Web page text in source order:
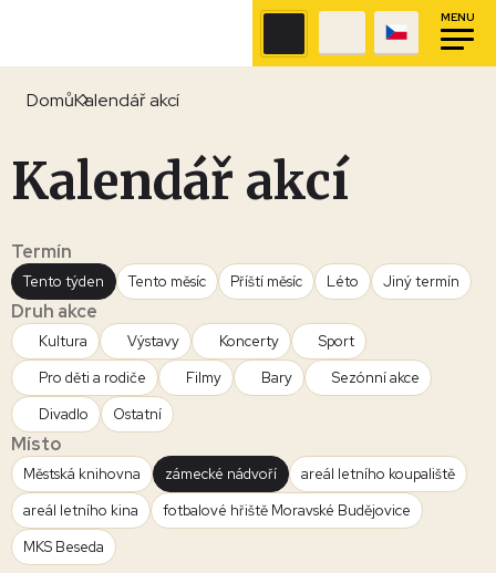
MENU
DomůKalendář akcí
Kalendář akcí
Termín
Tento týden Tento měsíc Příští měsíc Léto Jiný termín
Druh akce
Kultura Výstavy Koncerty
Sport
Pro děti a rodiče
Filmy Bary
Sezónní akce
Divadlo
Ostatní
Místo
Městská knihovna zámecké nádvoří
areál letního koupaliště
areál letního kina
fotbalové hřiště Moravské Budějovice
MKS Beseda